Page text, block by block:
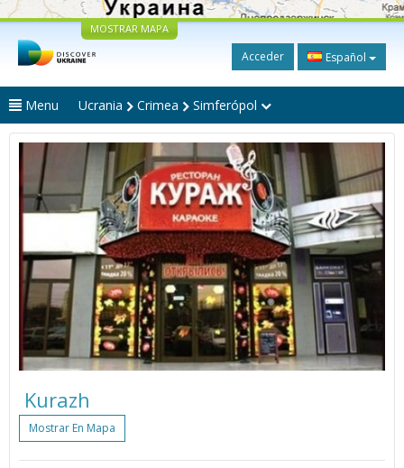
MOSTRAR MAPA
Acceder Español
Menu Ucrania Crimea Simferópol
Kurazh
Mostrar En Mapa